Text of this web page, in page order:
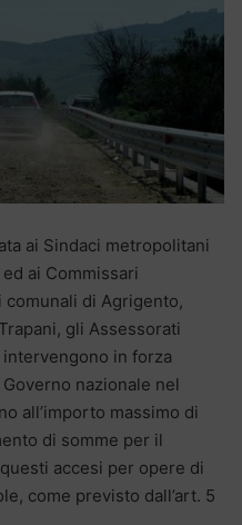
ai Sindaci metropolitani
ai Commissari
di Agrigento,
gli Assessorati
in forza
nazionale nel
all’importo massimo di
di somme per il
accesi per opere di
come previsto dall’art. 5